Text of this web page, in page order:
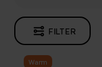
FILTER
Warm